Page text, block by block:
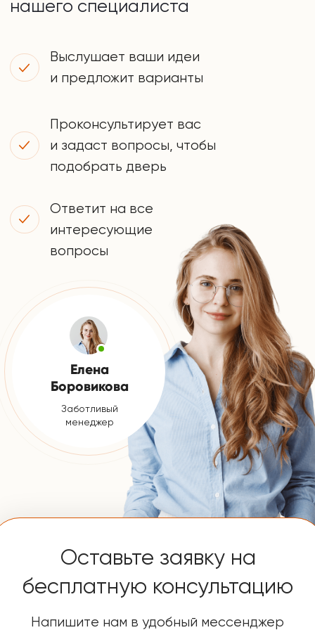
Оставьте заявку на
бесплатную консультацию
Напишите нам в удобный мессенджер
Telegram
Или оставьте заявку на звонок
WhatsApp
Я принимаю условия передачи информации
Боровикова
+7
ПОЛУЧИТЬ КОНСУЛЬТАЦИЮ
Заказать звонок
КОНТАКТЫ